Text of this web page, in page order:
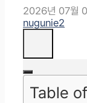
2026년 07월
nugunie2
Table